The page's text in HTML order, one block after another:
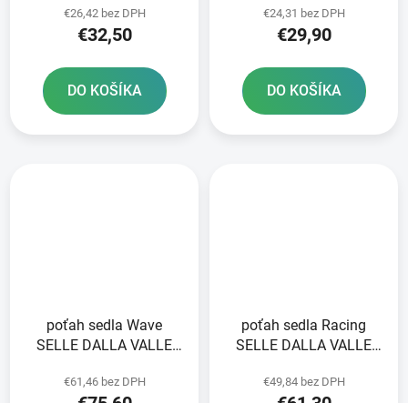
ks v balení
€26,42 bez DPH
€32,50
DO KOŠÍKA
ks v balení
€24,31 bez DPH
€29,90
DO KOŠÍKA
poťah sedla Wave
SELLE DALLA VALLE
€61,46 bez DPH
poťah sedla Racing
SELLE DALLA VALLE
€49,84 bez DPH